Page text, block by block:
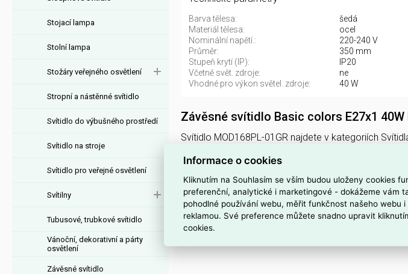
Stojací lampa
Stolní lampa
Stožáry veřejného osvětlení
Stropní a nástěnné svítidlo
Svítidlo do výbušného prostředí
Svítidlo na stroje
Svítidlo pro veřejné osvětlení
Svítilny
Tubusové, trubkové svítidlo
Vánoční, dekorativní a párty
osvětlení
Závěsné svítidlo
Barva tělesa: šedá
Materiál tělesa:
ocel
Nominální napětí.:
220-240 V
Průměr:
350 mm
Stupeň krytí (IP):
IP20
Včetně svět. zdroje:
ne
Vhodné pro výkon světel. zdroje:
40 W
Závěsné svítidlo Basic colors E27x1 40W
Svítidlo MOD168PL-01GR najdete v kategoriích
dodavatele MOD168PL-01GR. Závěsné svítidlo
MOD168PL-01GR je ELSVOS1786838.
Interní název produktu
Svítidlo MOD168PL-01GR
Informace o cookies
Kliknutím na Souhlasím se vším budou uloženy cookies
preferenční, analytické i marketingové - dokážeme vám
pohodlné používání webu, měřit funkčnost našeho webu
reklamou. Své preference můžete snadno upravit
cookies.